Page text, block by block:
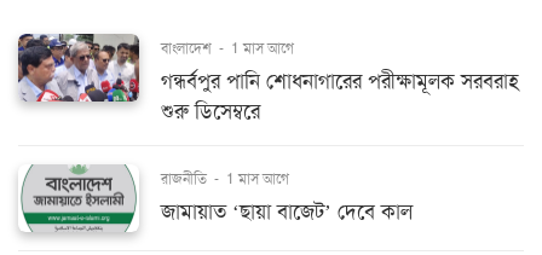
বাংলাদেশ - 1 মাস আগে
গন্ধর্বপুর পানি শোধনাগারের পরীক্ষামূলক সরবরাহ
শুরু ডিসেম্বরে
রাজনীতি - 1 মাস আগে
জামায়াত ‘ছায়া বাজেট’ দেবে কাল